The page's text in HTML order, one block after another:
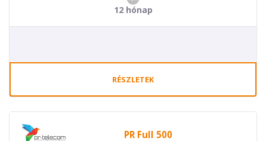
12 hónap
RÉSZLETEK
PR Full 500